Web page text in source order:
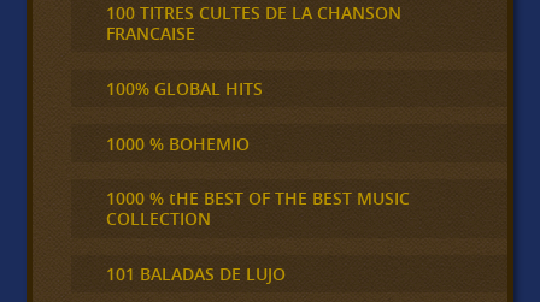
100 TITRES CULTES DE LA CHANSON
FRANCAISE
100% GLOBAL HITS
1000 % BOHEMIO
1000 % tHE BEST OF THE BEST MUSIC
COLLECTION
101 BALADAS DE LUJO